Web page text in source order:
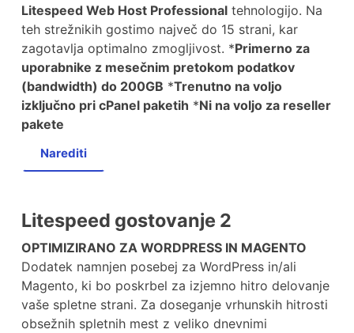
Litespeed Web Host Professional tehnologijo. Na
teh strežnikih gostimo največ do 15 strani, kar
zagotavlja optimalno zmogljivost. *Primerno za
uporabnike z mesečnim pretokom podatkov
(bandwidth) do 200GB *Trenutno na voljo
izključno pri cPanel paketih *Ni na voljo za reseller
pakete
Narediti
Litespeed gostovanje 2
OPTIMIZIRANO ZA WORDPRESS IN MAGENTO
Dodatek namnjen posebej za WordPress in/ali
Magento, ki bo poskrbel za izjemno hitro delovanje
vaše spletne strani. Za doseganje vrhunskih hitrosti
obsežnih spletnih mest z veliko dnevnimi